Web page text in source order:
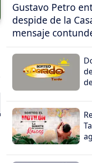
Gustavo Petro
despide de la
mensaje